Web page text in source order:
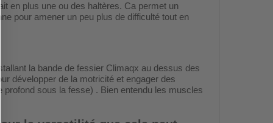
en plus une ou des haltères. Ca permet un
pour amener un peu plus de difficulté tout en
la bande de fessier Climaqx au dessus des
développer de la motricité et engager des
sous la fesse) . Bien entendu les muscles